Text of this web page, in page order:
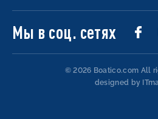
Мы в соц. сетях
© 2026 Boatico.com All
designed by